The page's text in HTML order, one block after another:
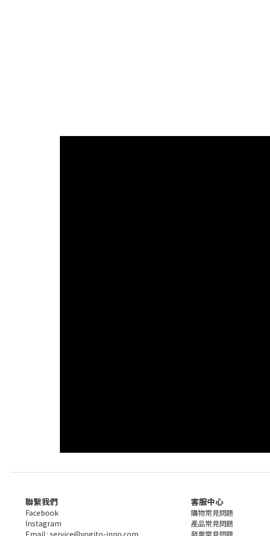
聯繫我們
Facebook
Instagram
Email : service@vogito-inno.com
客服中心
購物常見問題
產品常見問題
發票常見問題